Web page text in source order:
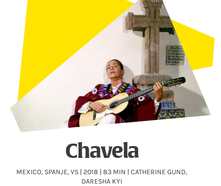
Chavela
MEXICO, SPANJE, VS | 2018 | 83 MIN | CATHERINE GUND,
DARESHA KYI